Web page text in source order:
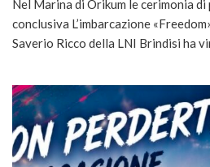
Nel Marina di Orikum le cerimonia
conclusiva L’imbarcazione
Saverio Ricco della LNI Brindisi ha